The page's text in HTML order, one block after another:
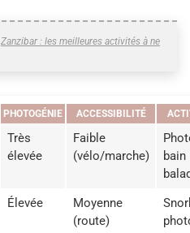
Zanzibar : les meilleures activités à ne
PHOTOGÉNIE ACCESSIBILITÉ
Très
élevée
Faible
(vélo/marche)
bain
Élevée
Moyenne
(route)